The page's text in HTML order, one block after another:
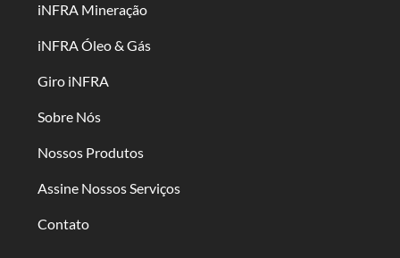
iNFRA Mineração
iNFRA Óleo & Gás
Giro iNFRA
Sobre Nós
Nossos Produtos
Assine Nossos Serviços
Contato